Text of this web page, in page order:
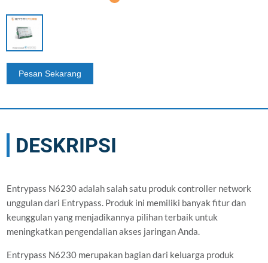
DESKRIPSI
Entrypass N6230 adalah salah satu produk controller network
unggulan dari Entrypass. Produk ini memiliki banyak fitur dan
keunggulan yang menjadikannya pilihan terbaik untuk
meningkatkan pengendalian akses jaringan Anda.
Entrypass N6230 merupakan bagian dari keluarga produk